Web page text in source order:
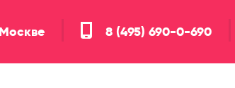
8 (495) 690-0-690